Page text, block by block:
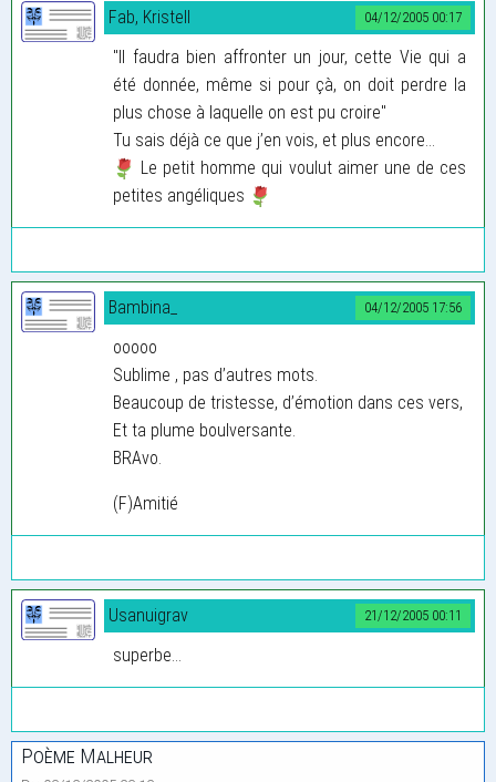
04/12/2005 00:17
Fab, Kristell
"Il faudra bien affronter un jour, cette Vie qui a
été donnée, même si pour çà, on doit perdre la
plus chose à laquelle on est pu croire"
Tu sais déjà ce que j’en vois, et plus encore...
Le petit homme qui voulut aimer une de ces
petites angéliques
04/12/2005 17:56
Bambina_
ooooo
Sublime , pas d’autres mots.
Beaucoup de tristesse, d’émotion dans ces vers,
Et ta plume boulversante.
BRAvo.
(F)Amitié
21/12/2005 00:11
Usanuigrav
superbe...
Poème Malheur